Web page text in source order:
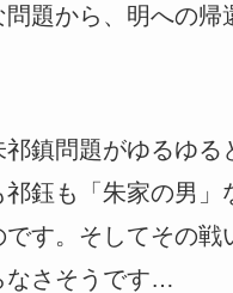
題から、明への
鎮問題がゆるゆ
鈺も「朱家の男
す。そしてその戦
なさそうです…